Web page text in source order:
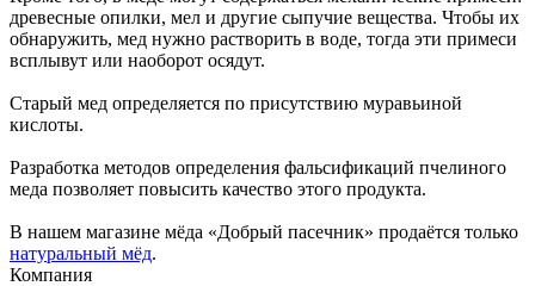
древесные опилки, мел и другие сыпучие вещества. Чтобы их
обнаружить, мед нужно растворить в воде, тогда эти примеси
всплывут или наоборот осядут.
Старый мед определяется по присутствию муравьиной
кислоты.
Разработка методов определения фальсификаций пчелиного
меда позволяет повысить качество этого продукта.
В нашем магазине мёда «Добрый пасечник» продаётся только
натуральный мёд.
Компания